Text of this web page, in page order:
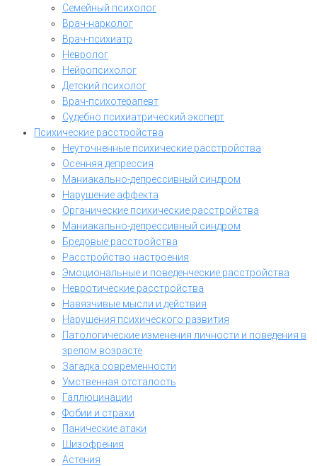
Семейный психолог
Врач-нарколог
Врач-психиатр
Невролог
Нейропсихолог
Детский психолог
Врач-психотерапевт
Судебно психиатрический эксперт
Психические расстройства
Неуточненные психические расстройства
Осенняя депрессия
Маниакально-депрессивный синдром
Нарушение аффекта
Органические психические расстройства
Маниакально-депрессивный синдром
Бредовые расстройства
Расстройство настроения
Эмоциональные и поведенческие расстройства
Невротические расстройства
Навязчивые мысли и действия
Нарушения психического развития
Патологические изменения личности и поведения в
зрелом возрасте
Загадка современности
Умственная отсталость
Галлюцинации
Фобии и страхи
Панические атаки
Шизофрения
Астения